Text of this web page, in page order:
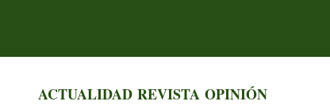
ACTUALIDAD REVISTA OPINIÓN